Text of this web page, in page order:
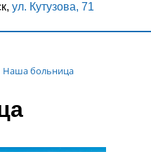
ул. Кутузова, 71
Наша больница